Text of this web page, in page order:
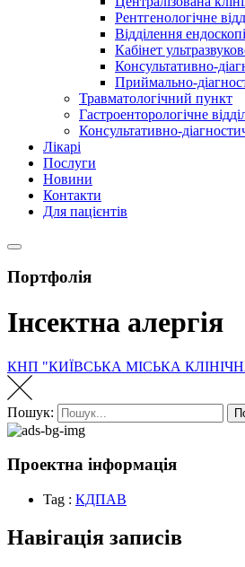
Рентгенологічне
Відділення
Кабінет
Консультативно-
Приймально-
Травматологічний пункт
Гастроенторологічне
Консультативно-
Лікарі
Послуги
Новини
Контакти
Для пацієнтів
Портфолія
Інсектна алергія
КНП "КИЇВСЬКА МІСЬКА
Пошук:
Проектна інформація
Tag : КДПАВ
Навігація записів